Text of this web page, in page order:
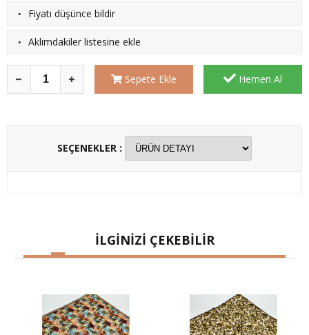
· Fiyatı düşünce bildir
· Aklımdakiler listesine ekle
Sepete Ekle Hemen Al
SEÇENEKLER :
İLGİNİZİ ÇEKEBİLİR